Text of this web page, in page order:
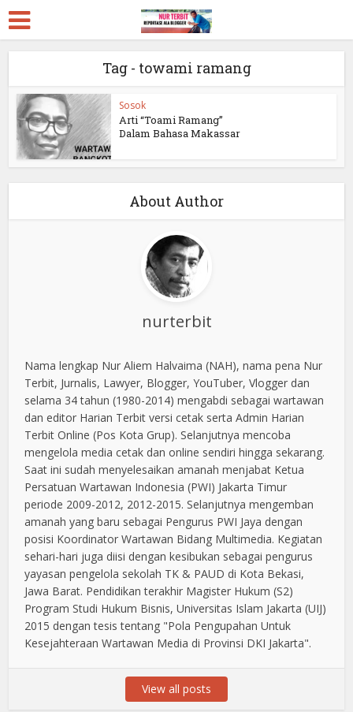
Tag - towami ramang
Sosok
Arti “Toami Ramang”
Dalam Bahasa Makassar
About Author
nurterbit
Nama lengkap Nur Aliem Halvaima (NAH), nama pena Nur
Terbit, Jurnalis, Lawyer, Blogger, YouTuber, Vlogger dan
selama 34 tahun (1980-2014) mengabdi sebagai wartawan
dan editor Harian Terbit versi cetak serta Admin Harian
Terbit Online (Pos Kota Grup). Selanjutnya mencoba
mengelola media cetak dan online sendiri hingga sekarang.
Saat ini sudah menyelesaikan amanah menjabat Ketua
Persatuan Wartawan Indonesia (PWI) Jakarta Timur
periode 2009-2012, 2012-2015. Selanjutnya mengemban
amanah yang baru sebagai Pengurus PWI Jaya dengan
posisi Koordinator Wartawan Bidang Multimedia. Kegiatan
sehari-hari juga diisi dengan kesibukan sebagai pengurus
yayasan pengelola sekolah TK & PAUD di Kota Bekasi,
Jawa Barat. Pendidikan terakhir Magister Hukum (S2)
Program Studi Hukum Bisnis, Universitas Islam Jakarta (UIJ)
2015 dengan tesis tentang "Pola Pengupahan Untuk
Kesejahteraan Wartawan Media di Provinsi DKI Jakarta".
View all posts